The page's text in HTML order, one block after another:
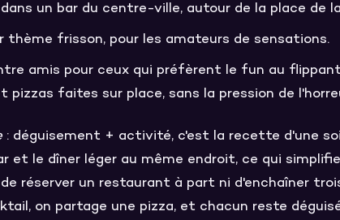
un bar du centre-ville, autour de la place de la
thème frisson, pour les amateurs de sensations.
amis pour ceux qui préfèrent le fun au
pizzas faites sur place, sans la pression de
: déguisement + activité, c'est la recette d'une
et le dîner léger au même endroit, ce qui
réserver un restaurant à part ni d'enchaîner
on partage une pizza, et chacun reste